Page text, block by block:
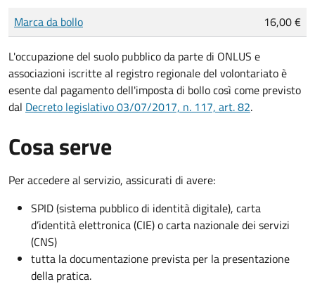
Tipo di pagamento
Importo
Marca da bollo 16,00 €
L'occupazione del suolo pubblico da parte di ONLUS e
associazioni iscritte al registro regionale del volontariato è
esente dal pagamento dell'imposta di bollo così come previsto
dal Decreto legislativo 03/07/2017, n. 117, art. 82.
Cosa serve
Per accedere al servizio, assicurati di avere:
SPID (sistema pubblico di identità digitale), carta
d’identità elettronica (CIE) o carta nazionale dei servizi
(CNS)
tutta la documentazione prevista per la presentazione
della pratica.